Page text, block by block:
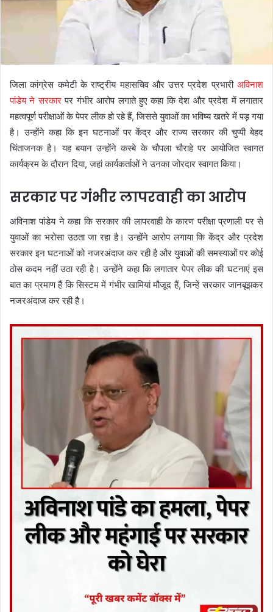
जिला कांग्रेस कमेटी के राष्ट्रीय महासचिव और उत्तर प्रदेश प्रभारी अविनाश
पांडेय ने सरकारपर गंभीर आरोप लगाते हुए कहा कि देश और प्रदेश में लगातार
महत्वपूर्ण परीक्षाओं के पेपर लीक हो रहे हैं, जिससे युवाओं का भविष्य खतरे में पड़ गया
है। उन्होंने कहा कि इन घटनाओं पर केंद्र और राज्य सरकार की चुप्पी बेहद
चिंताजनक है। यह बयान उन्होंने कस्बे के चौपला चौराहे पर आयोजित स्वागत
कार्यक्रम के दौरान दिया, जहां कार्यकर्ताओं ने उनका जोरदार स्वागत किया।
सरकार पर गंभीर लापरवाही का आरोप
अविनाश पांडेय ने कहा कि सरकार की लापरवाही के कारण परीक्षा प्रणाली पर से
युवाओं का भरोसा उठता जा रहा है। उन्होंने आरोप लगाया कि केंद्र और प्रदेश
सरकार इन घटनाओं को नजरअंदाज कर रही है और युवाओं की समस्याओं पर कोई
ठोस कदम नहीं उठा रही है। उन्होंने कहा कि लगातार पेपर लीक की घटनाएं इस
बात का प्रमाण हैं कि सिस्टम में गंभीर खामियां मौजूद हैं, जिन्हें सरकार जानबूझकर
नजरअंदाज कर रही है।